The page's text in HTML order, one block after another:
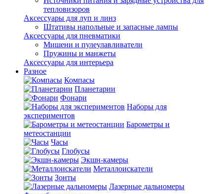
тепловизоров
Аксессуары для луп и линз
Штативы напольные и запасные лампы
Аксессуары для пневматики
Мишени и пулеулавливатели
Пружины и манжеты
Аксессуары для интерьера
Разное
Компасы
Планетарии
Фонари
Наборы для
экспериментов
Барометры и
метеостанции
Часы
Глобусы
Экшн-камеры
Металлоискатели
Зонты
Лазерные дальномеры